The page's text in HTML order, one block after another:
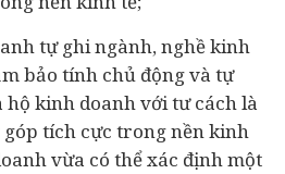
tự ghi ngành, nghề kinh
bảo tính chủ động và tự
kinh doanh với tư cách là
tích cực trong nền kinh
vừa có thể xác định một